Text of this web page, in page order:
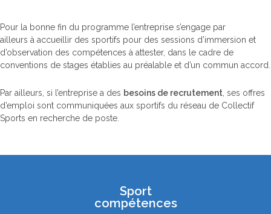
Pour la bonne fin du programme l’entreprise s’engage par
ailleurs à accueillir des sportifs pour des sessions d’immersion et
d’observation des compétences à attester, dans le cadre de
conventions de stages établies au préalable et d’un commun accord.
Par ailleurs, si l’entreprise a des besoins de recrutement , ses offres
d’emploi sont communiquées aux sportifs du réseau de Collectif
Sports en recherche de poste.
Sport
compétences